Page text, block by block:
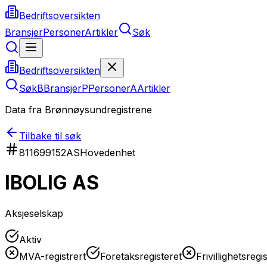
Bedriftsoversikten
BransjerPersonerArtikler Søk
Bedriftsoversikten
SøkBBransjerPPersonerAArtikler
Data fra Brønnøysundregistrene
Tilbake til søk
811699152ASHovedenhet
IBOLIG AS
Aksjeselskap
Aktiv
MVA-registrert
Foretaksregisteret